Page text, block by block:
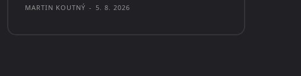
MARTIN KOUTNÝ - 5. 8. 2026